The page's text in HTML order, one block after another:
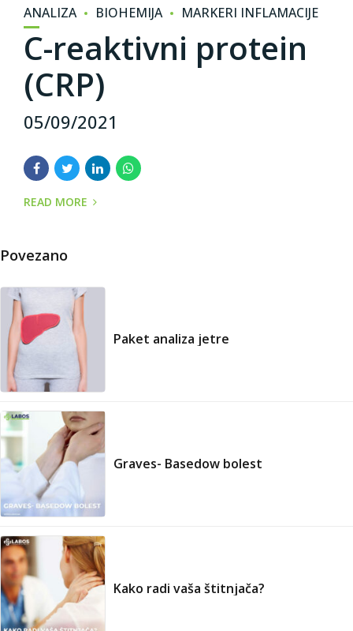
ANALIZA BIOHEMIJA MARKERI INFLAMACIJE
C-reaktivni protein
(CRP)
05/09/2021
READ MORE
Povezano
Paket analiza jetre
Graves- Basedow bolest
Kako radi vaša štitnjača?